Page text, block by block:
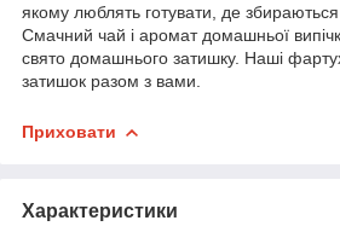
якому люблять готувати, де
Смачний чай і аромат домашньої
свято домашнього затишку. Наші
затишок разом з вами.
Приховати
Характеристики